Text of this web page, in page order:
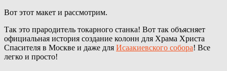
Вот этот макет и рассмотрим.
Так это прародитель токарного станка! Вот так объясняет
официальная история создание колонн для Храма Христа
Спасителя в Москве и даже для Исаакиевского собора! Все
легко и просто!